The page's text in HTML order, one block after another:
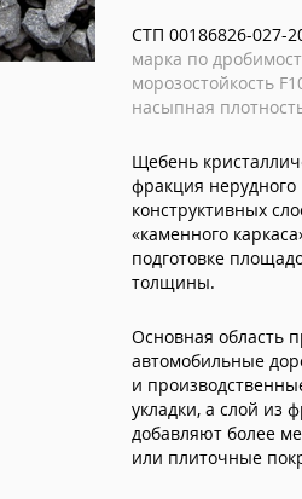
СТП 00186826-027-
марка по
морозостойкость
насыпная
Щебень
фракция
конструктивных
«каменного
подготовке
толщины.
Основная область
автомобильные
и
укладки, а слой из
добавляют более
или плиточные